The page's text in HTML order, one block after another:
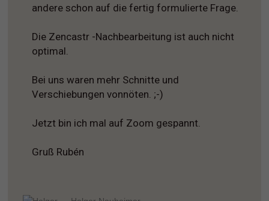
andere schon auf die fertig formulierte Frage.
Die Zencastr -Nachbearbeitung ist auch nicht
optimal.
Bei uns waren mehr Schnitte und
Verschiebungen vonnöten. ;-)
Jetzt bin ich mal auf Zoom gespannt.
Gruß Rubén